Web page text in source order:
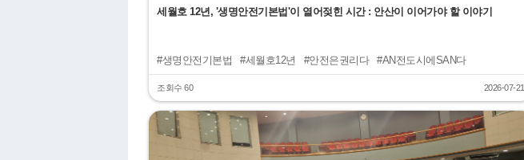
세월호 12년, '생명안전기본법'이 열어젖힌 시간 : 안산이 이어가야 할 이야기
#생명안전기본법 #세월호12년 #안전은권리다
#AN전도시에SAN다
#용혜원의원
조회수 60 2026-07-21
"